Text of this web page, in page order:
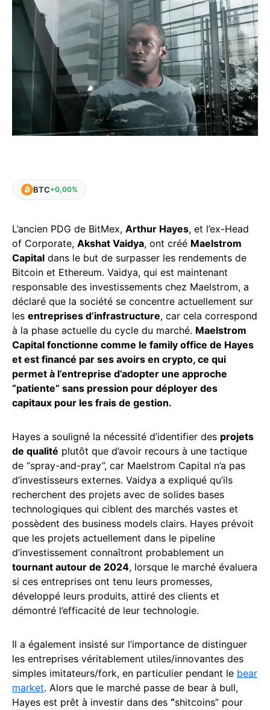
BTC+0,00%
L’ancien PDG de BitMex, Arthur Hayes, et l’ex-Head
of Corporate, Akshat Vaidya, ont créé Maelstrom
Capital dans le but de surpasser les rendements de
Bitcoin et Ethereum. Vaidya, qui est maintenant
responsable des investissements chez Maelstrom, a
déclaré que la société se concentre actuellement sur
les entreprises d’infrastructure, car cela correspond
à la phase actuelle du cycle du marché. Maelstrom
Capital fonctionne comme le family office de Hayes
et est financé par ses avoirs en crypto, ce qui
permet à l’entreprise d’adopter une approche
“patiente” sans pression pour déployer des
capitaux pour les frais de gestion.
Hayes a souligné la nécessité d’identifier des projets
de qualité plutôt que d’avoir recours à une tactique
de “spray-and-pray”, car Maelstrom Capital n’a pas
d’investisseurs externes. Vaidya a expliqué qu’ils
recherchent des projets avec de solides bases
technologiques qui ciblent des marchés vastes et
possèdent des business models clairs. Hayes prévoit
que les projets actuellement dans le pipeline
d’investissement connaîtront probablement un
tournant autour de 2024, lorsque le marché évaluera
si ces entreprises ont tenu leurs promesses,
développé leurs produits, attiré des clients et
démontré l’efficacité de leur technologie.
Il a également insisté sur l’importance de distinguer
les entreprises véritablement utiles/innovantes des
simples imitateurs/fork, en particulier pendant le bear
market. Alors que le marché passe de bear à bull,
Hayes est prêt à investir dans des “shitcoins” pour